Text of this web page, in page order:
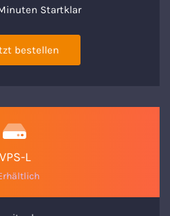
Startklar
bestellen
VPS-L